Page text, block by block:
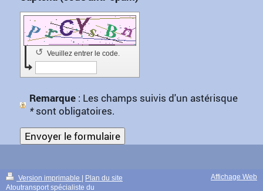
Veuillez entrer le code.
↺
Remarque : Les champs suivis d'un astérisque
*sont obligatoires.
Version imprimable
Plan du site
Atoutransport spécialiste du
Affichage Web